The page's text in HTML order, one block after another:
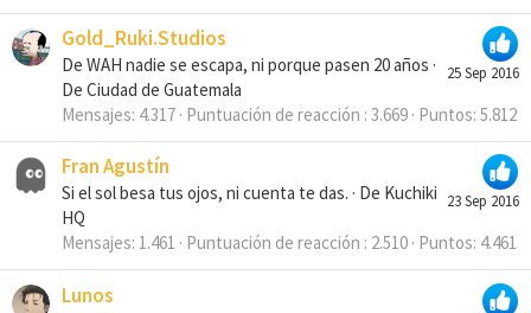
25 Sep 2016
Gold_Ruki.Studios
De WAH nadie se escapa, ni porque pasen 20 años ·
De Ciudad de Guatemala
Mensajes 4.317 Puntuación de reacción 3.669 Puntos 5.812
23 Sep 2016
Fran Agustín
Si el sol besa tus ojos, ni cuenta te das. · De Kuchiki
HQ
Mensajes 1.461 Puntuación de reacción 2.510 Puntos 4.461
Lunos